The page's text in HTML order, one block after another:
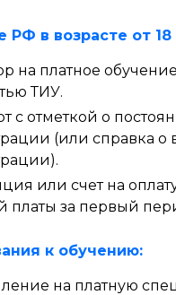
РФ в возрасте от 18
на платное
ТИУ.
с отметкой о
(или справка о
или счет на
платы за первый
к обучению:
на платную